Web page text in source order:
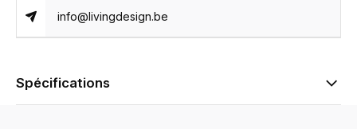
info@livingdesign.be
Spécifications